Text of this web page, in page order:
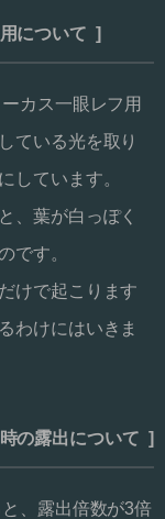
について ]
カス一眼レフ用
ている光を取り
しています。
、葉が白っぽく
です。
けで起こります
わけにはいきま
の露出について ]
、露出倍数が3倍